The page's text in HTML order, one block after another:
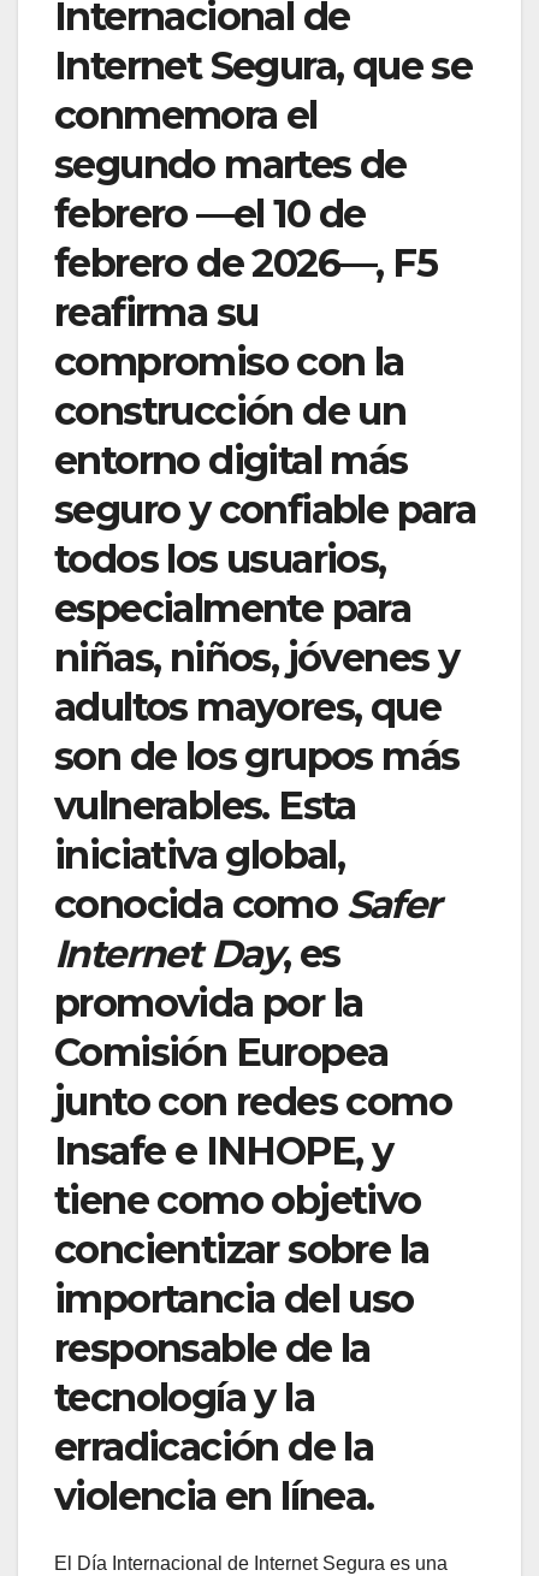
Internacional de
Internet Segura, que se
conmemora el
segundo martes de
febrero —el 10 de
febrero de 2026—, F5
reafirma su
compromiso con la
construcción de un
entorno digital más
seguro y confiable para
todos los usuarios,
especialmente para
niñas, niños, jóvenes y
adultos mayores, que
son de los grupos más
vulnerables. Esta
iniciativa global,
conocida como Safer
Internet Day, es
promovida por la
Comisión Europea
junto con redes como
Insafe e INHOPE, y
tiene como objetivo
concientizar sobre la
importancia del uso
responsable de la
tecnología y la
erradicación de la
violencia en línea.
El Día Internacional de Internet Segura es una